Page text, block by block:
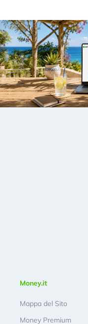
Money.it
Mappa del Sito
Money Premium